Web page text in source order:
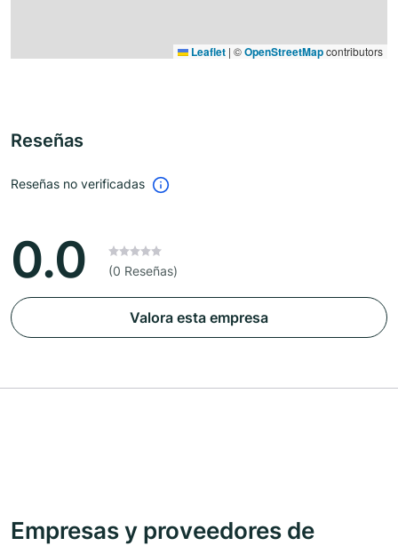
Leaflet | ©OpenStreetMapcontributors
Reseñas
Reseñas no verificadas
0.0 (0 Reseñas)
Valora esta empresa
Empresas y proveedores de